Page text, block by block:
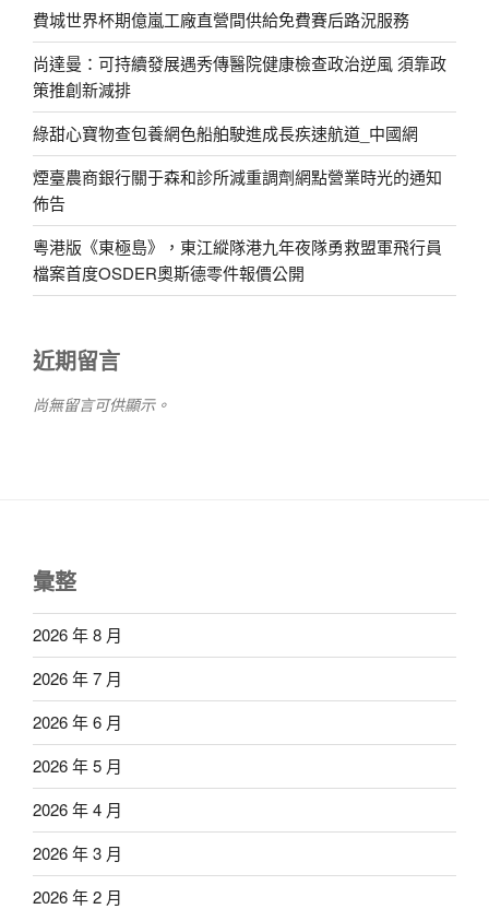
費城世界杯期億嵐工廠直營間供給免費賽后路況服務
尚達曼：可持續發展遇秀傳醫院健康檢查政治逆風 須靠政
策推創新減排
綠甜心寶物查包養網色船舶駛進成長疾速航道_中國網
煙臺農商銀行關于森和診所減重調劑網點營業時光的通知
佈告
粵港版《東極島》，東江縱隊港九年夜隊勇救盟軍飛行員
檔案首度OSDER奧斯德零件報價公開
近期留言
尚無留言可供顯示。
彙整
2026 年 8 月
2026 年 7 月
2026 年 6 月
2026 年 5 月
2026 年 4 月
2026 年 3 月
2026 年 2 月